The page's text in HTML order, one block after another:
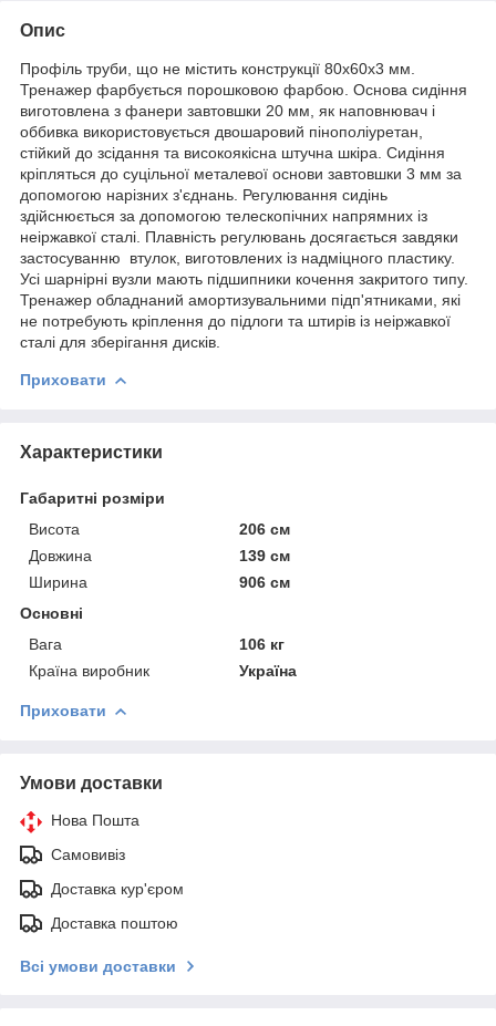
Опис
Профіль труби, що не містить конструкції 80х60х3 мм.
Тренажер фарбується порошковою фарбою. Основа сидіння
виготовлена з фанери завтовшки 20 мм, як наповнювач і
оббивка використовується двошаровий пінополіуретан,
стійкий до зсідання та високоякісна штучна шкіра. Сидіння
кріпляться до суцільної металевої основи завтовшки 3 мм за
допомогою нарізних з'єднань. Регулювання сидінь
здійснюється за допомогою телескопічних напрямних із
неіржавкої сталі. Плавність регулювань досягається завдяки
застосуванню втулок, виготовлених із надміцного пластику.
Усі шарнірні вузли мають підшипники кочення закритого типу.
Тренажер обладнаний амортизувальними підп'ятниками, які
не потребують кріплення до підлоги та штирів із неіржавкої
сталі для зберігання дисків.
Приховати
Характеристики
Габаритні розміри
Висота
206 см
Довжина
139 см
Ширина
906 см
Основні
Вага
106 кг
Країна виробник
Україна
Приховати
Умови доставки
Нова Пошта
Самовивіз
Доставка кур'єром
Доставка поштою
Всі умови доставки